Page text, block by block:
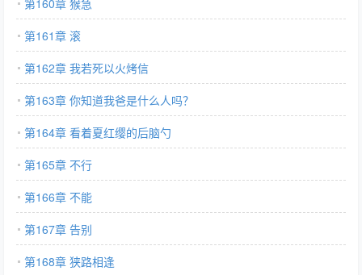
第160章 猴急
第161章 滚
第162章 我若死以火烤信
第163章 你知道我爸是什么人吗？
第164章 看着夏红缨的后脑勺
第165章 不行
第166章 不能
第167章 告别
第168章 狭路相逢